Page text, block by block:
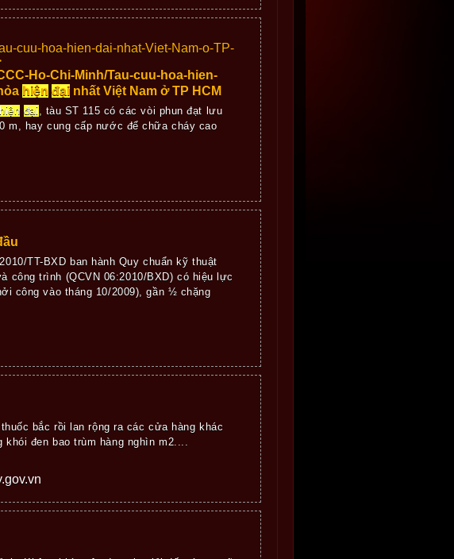
cuu-hoa-hien-dai-nhat-Viet-Nam-o-TP-
Ho-Chi-Minh/Tau-cuu-hoa-hien-
hiện đại nhất Việt Nam ở TP HCM
hiện đại , tàu ST 115 có các vòi phun đạt lưu
m, hay cung cấp nước để chữa cháy cao
TT-BXD ban hành Quy chuẩn kỹ thuật
công trình (QCVN 06:2010/BXD) có hiệu lực
công vào tháng 10/2009), gần ½ chặng
bắc rồi lan rộng ra các cửa hàng khác
đen bao trùm hàng nghìn m2....